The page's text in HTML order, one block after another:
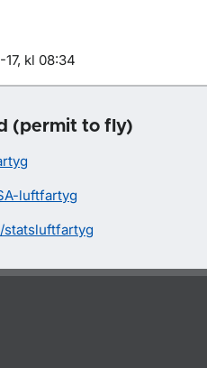
kl 08:34
(permit to fly)
luftfartyg
statsluftfartyg